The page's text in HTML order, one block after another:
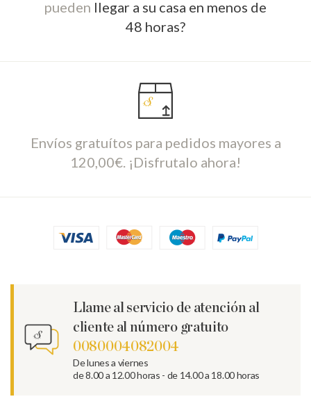
pueden llegar a su casa en menos de
48 horas?
Envíos gratuítos para pedidos mayores a
120,00€. ¡Disfrutalo ahora!
Llame al servicio de atención al
cliente al número gratuito
0080004082004
De lunes a viernes
de 8.00 a 12.00 horas - de 14.00 a 18.00 horas